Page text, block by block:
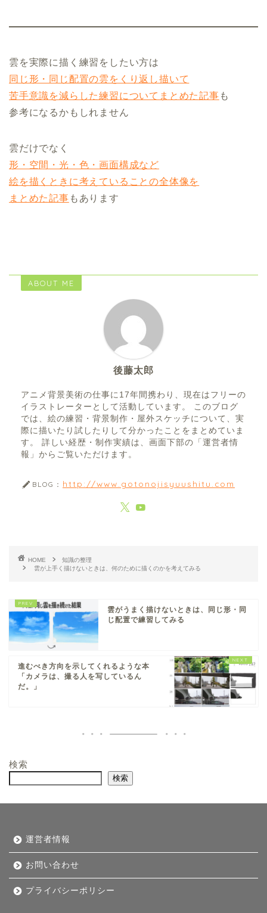
雲を実際に描く練習をしたい方は
同じ形・同じ配置の雲をくり返し描いて
苦手意識を減らした練習についてまとめた記事 も
参考になるかもしれません
雲だけでなく
形・空間・光・色・画面構成など
絵を描くときに考えていることの全体像を
まとめた記事 もあります
ABOUT ME
後藤太郎
アニメ背景美術の仕事に17年間携わり、現在はフリーの
イラストレーターとして活動しています。 このブログ
では、絵の練習・背景制作・屋外スケッチについて、実
際に描いたり試したりして分かったことをまとめていま
す。 詳しい経歴・制作実績は、画面下部の「運営者情
報」からご覧いただけます。
BLOG： http://www.gotonojisyuushitu.com
HOME
知識の整理
雲が上手く描けないときは、何のために描くのかを考えてみる
雲がうまく描けないときは、同じ形・同
じ配置で練習してみる
進むべき方向を示してくれるような本
「カメラは、撮る人を写しているん
だ。」
検索
検索
運営者情報
お問い合わせ
プライバシーポリシー